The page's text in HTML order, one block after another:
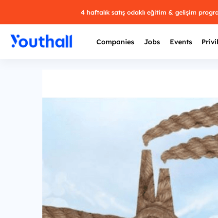
4 haftalık satış odaklı eğitim & gelişim
Companies Jobs Events